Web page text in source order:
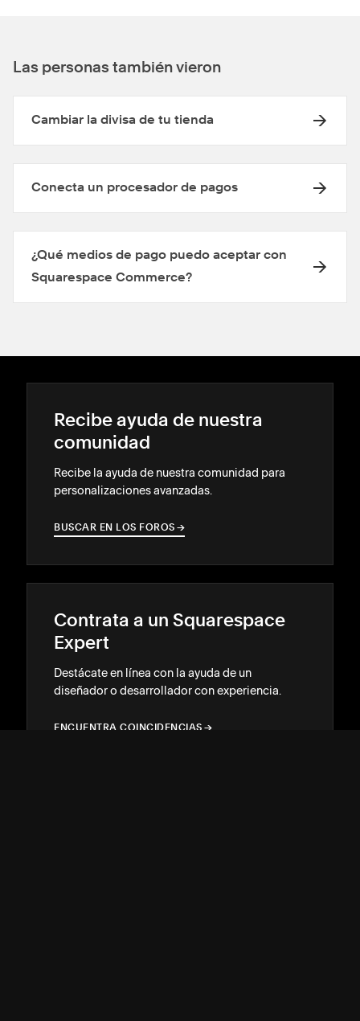
Las personas también vieron
Cambiar la divisa de tu tienda
Conecta un procesador de pagos
¿Qué medios de pago puedo aceptar con
Squarespace Commerce?
Recibe ayuda de nuestra
comunidad
Recibe la ayuda de nuestra comunidad para
personalizaciones avanzadas.
BUSCAR EN LOS FOROS →
→
Contrata a un Squarespace
Expert
Destácate en línea con la ayuda de un
diseñador o desarrollador con experiencia.
ENCUENTRA COINCIDENCIAS →
→